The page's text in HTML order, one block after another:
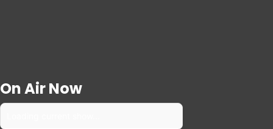
On Air Now